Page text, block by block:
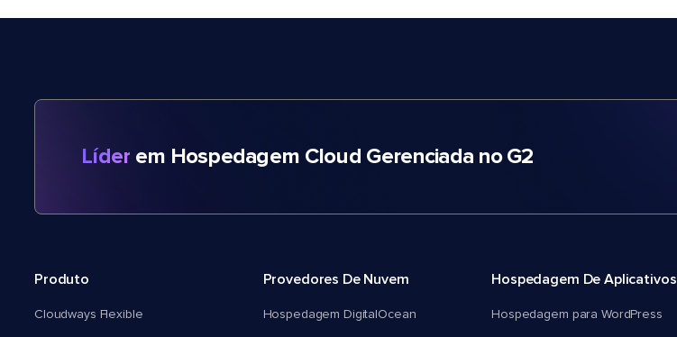
Líder em Hospedagem Cloud Gerenciada no G2
Produto
Cloudways Flexible
Provedores De Nuvem
Hospedagem DigitalOcean
Hospedagem De Aplicativos
Hospedagem para WordPress